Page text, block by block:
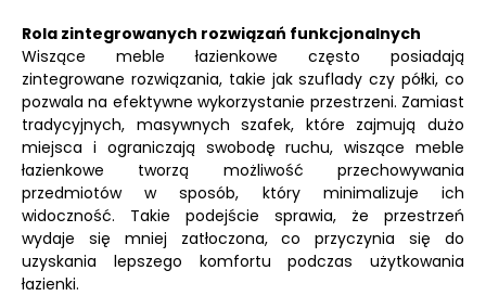
Rola zintegrowanych rozwiązań funkcjonalnych
Wiszące meble łazienkowe często posiadają
zintegrowane rozwiązania, takie jak szuflady czy półki, co
pozwala na efektywne wykorzystanie przestrzeni. Zamiast
tradycyjnych, masywnych szafek, które zajmują dużo
miejsca i ograniczają swobodę ruchu, wiszące meble
łazienkowe tworzą możliwość przechowywania
przedmiotów w sposób, który minimalizuje ich
widoczność. Takie podejście sprawia, że przestrzeń
wydaje się mniej zatłoczona, co przyczynia się do
uzyskania lepszego komfortu podczas użytkowania
łazienki.